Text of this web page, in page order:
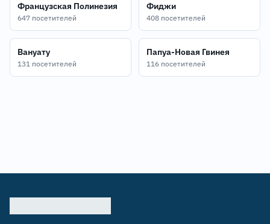
Французская Полинезия
647 посетителей
Фиджи
408 посетителей
Вануату
131 посетителей
Папуа-Новая Гвинея
116 посетителей